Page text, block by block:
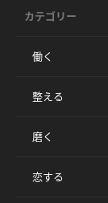
カテゴリー
働く
整える
磨く
恋する